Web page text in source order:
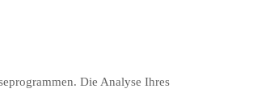
Die Analyse Ihres